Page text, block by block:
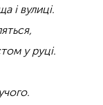
і вулиці.
у руці.